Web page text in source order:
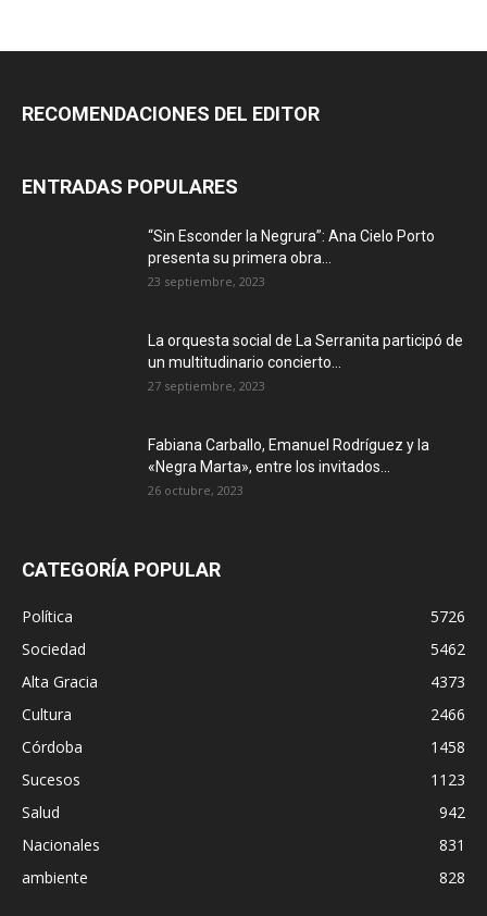
RECOMENDACIONES DEL EDITOR
ENTRADAS POPULARES
“Sin Esconder la Negrura”: Ana Cielo Porto
presenta su primera obra...
23 septiembre, 2023
La orquesta social de La Serranita participó de
un multitudinario concierto...
27 septiembre, 2023
Fabiana Carballo, Emanuel Rodríguez y la
«Negra Marta», entre los invitados...
26 octubre, 2023
CATEGORÍA POPULAR
Política
5726
Sociedad
5462
Alta Gracia
4373
Cultura
2466
Córdoba
1458
Sucesos
1123
Salud
942
Nacionales
831
ambiente
828